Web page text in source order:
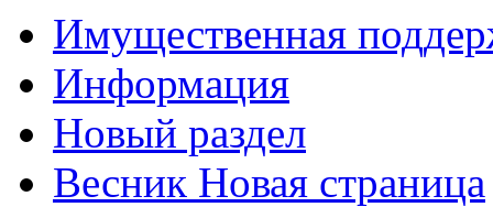
Имущественная
Информация
Новый раздел
Весник Новая страница